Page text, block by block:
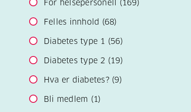
For helsepersonell (169)
Felles innhold (68)
Diabetes type 1 (56)
Diabetes type 2 (19)
Hva er diabetes? (9)
Bli medlem (1)